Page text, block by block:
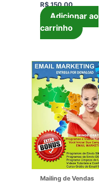
R$150,00
Adicionar ao
carrinho
Mailing de Vendas